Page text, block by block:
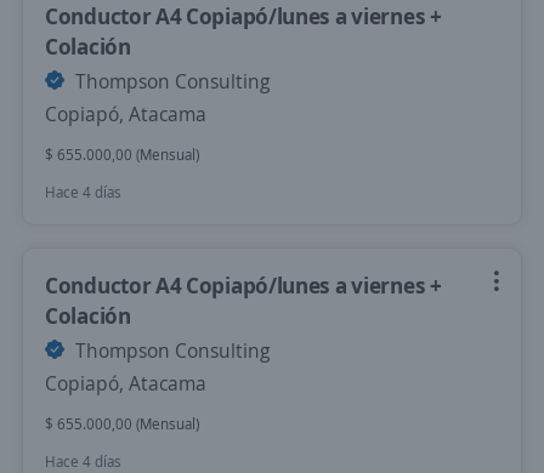
Conductor A4 Copiapó/lunes a viernes +
Colación
Thompson Consulting
Copiapó, Atacama
$ 655.000,00 (Mensual)
Hace 4 días
Conductor A4 Copiapó/lunes a viernes +
Colación
Thompson Consulting
Copiapó, Atacama
$ 655.000,00 (Mensual)
Hace 4 días